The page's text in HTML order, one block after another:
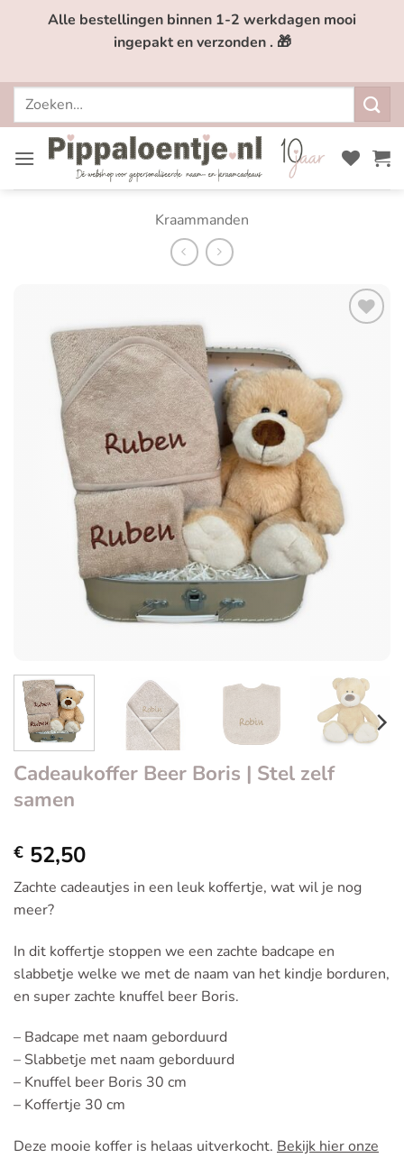
Alle bestellingen binnen 1-2 werkdagen mooi
ingepakt en verzonden . 🎁
Zoeken
Kraammanden
verlanglijst
Cadeaukoffer Beer Boris | Stel zelf
samen
€ 52,50
Zachte cadeautjes in een leuk koffertje, wat wil je nog
meer?
In dit koffertje stoppen we een zachte badcape en
slabbetje welke we met de naam van het kindje borduren,
en super zachte knuffel beer Boris.
– Badcape met naam geborduurd
– Slabbetje met naam geborduurd
– Knuffel beer Boris 30 cm
– Koffertje 30 cm
Deze mooie koffer is helaas uitverkocht. Bekijk hier onze